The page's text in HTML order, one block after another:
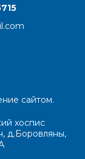
сайтом.
хоспис
д.Боровляны,